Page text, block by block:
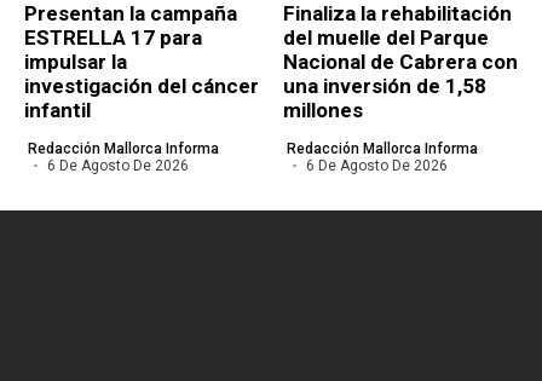
Presentan la campaña
ESTRELLA 17 para
impulsar la
investigación del cáncer
infantil
Redacción Mallorca Informa
6 De Agosto De 2026
Finaliza la rehabilitación
del muelle del Parque
Nacional de Cabrera con
una inversión de 1,58
millones
Redacción Mallorca Informa
6 De Agosto De 2026